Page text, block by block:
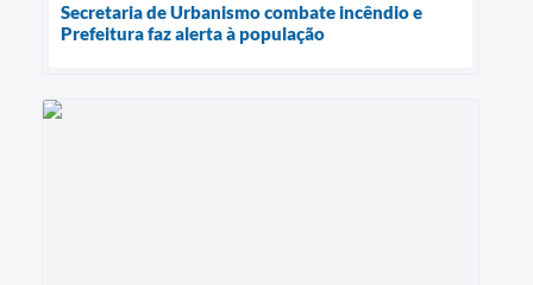
Secretaria de Urbanismo combate incêndio e
Prefeitura faz alerta à população